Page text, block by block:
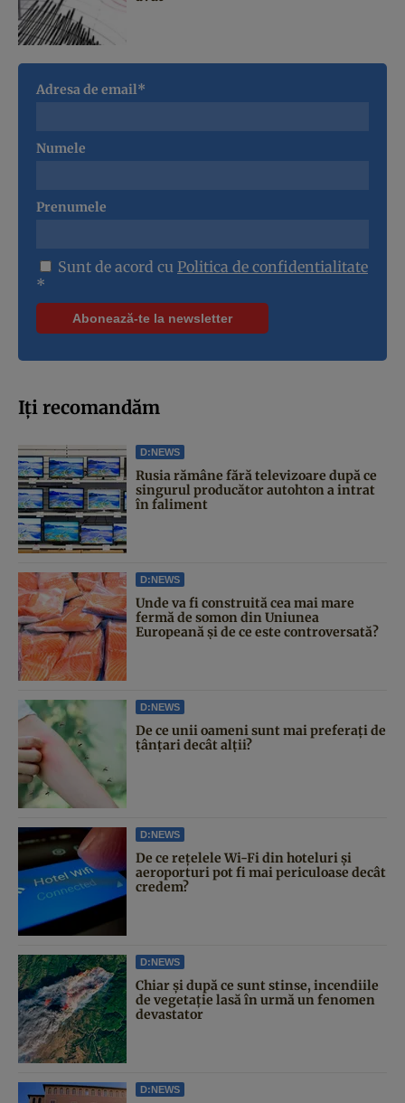
Adresa de email*
Numele
Prenumele
Sunt de acord cu Politica de confidentialitate
*
Iți recomandăm
D:NEWS
Rusia rămâne fără televizoare după ce
singurul producător autohton a intrat
în faliment
D:NEWS
Unde va fi construită cea mai mare
fermă de somon din Uniunea
Europeană și de ce este controversată?
D:NEWS
De ce unii oameni sunt mai preferați de
țânțari decât alții?
D:NEWS
De ce rețelele Wi-Fi din hoteluri și
aeroporturi pot fi mai periculoase decât
credem?
D:NEWS
Chiar și după ce sunt stinse, incendiile
de vegetație lasă în urmă un fenomen
devastator
D:NEWS